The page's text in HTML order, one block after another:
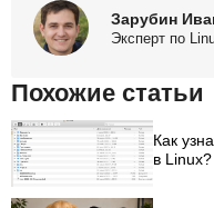
Зарубин
Эксперт по
Похожие статьи
Как
в Linux?